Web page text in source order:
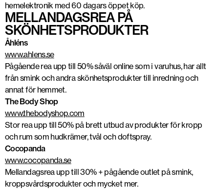
hemelektronik med 60 dagars öppet köp.
MELLANDAGSREA PÅ
SKÖNHETSPRODUKTER
Åhléns
www.ahlens.se
Pågående rea upp till 50% såväl online som i varuhus, har allt
från smink och andra skönhetsprodukter till inredning och
annat för hemmet.
The Body Shop
www.thebodyshop.com
Stor rea upp till 50% på brett utbud av produkter för kropp
och rum som hudkrämer, tvål och doftspray.
Cocopanda
www.cocopanda.se
Mellandagsrea upp till 30% + pågående outlet på smink,
kroppsvårdsprodukter och mycket mer.